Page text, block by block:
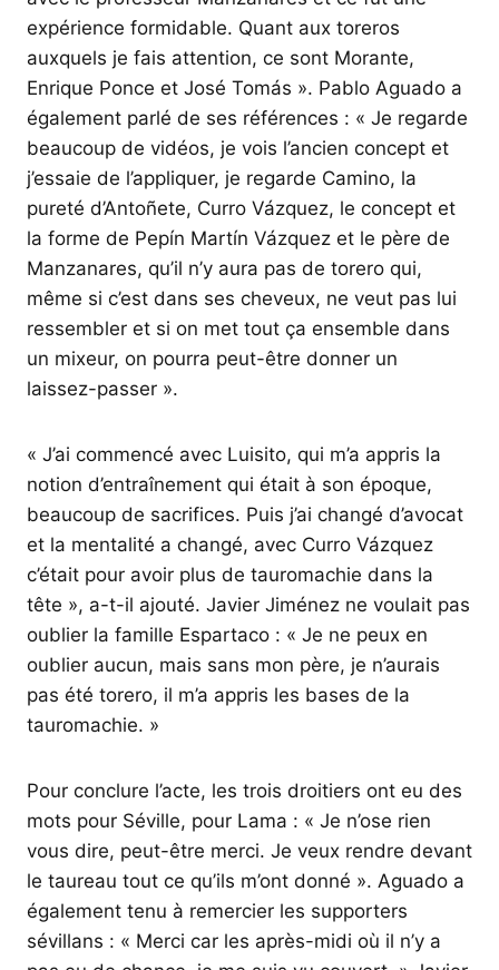
expérience formidable. Quant aux toreros
auxquels je fais attention, ce sont Morante,
Enrique Ponce et José Tomás ». Pablo Aguado a
également parlé de ses références : « Je regarde
beaucoup de vidéos, je vois l’ancien concept et
j’essaie de l’appliquer, je regarde Camino, la
pureté d’Antoñete, Curro Vázquez, le concept et
la forme de Pepín Martín Vázquez et le père de
Manzanares, qu’il n’y aura pas de torero qui,
même si c’est dans ses cheveux, ne veut pas lui
ressembler et si on met tout ça ensemble dans
un mixeur, on pourra peut-être donner un
laissez-passer ».
« J’ai commencé avec Luisito, qui m’a appris la
notion d’entraînement qui était à son époque,
beaucoup de sacrifices. Puis j’ai changé d’avocat
et la mentalité a changé, avec Curro Vázquez
c’était pour avoir plus de tauromachie dans la
tête », a-t-il ajouté. Javier Jiménez ne voulait pas
oublier la famille Espartaco : « Je ne peux en
oublier aucun, mais sans mon père, je n’aurais
pas été torero, il m’a appris les bases de la
tauromachie. »
Pour conclure l’acte, les trois droitiers ont eu des
mots pour Séville, pour Lama : « Je n’ose rien
vous dire, peut-être merci. Je veux rendre devant
le taureau tout ce qu’ils m’ont donné ». Aguado a
également tenu à remercier les supporters
sévillans : « Merci car les après-midi où il n’y a